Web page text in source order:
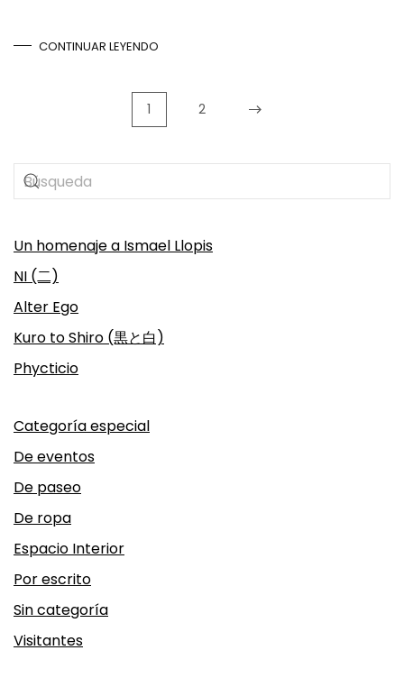
CONTINUAR LEYENDO
1 2
Un homenaje a Ismael Llopis
NI (二)
Alter Ego
Kuro to Shiro (黒と白)
Phycticio
Categoría especial
De eventos
De paseo
De ropa
Espacio Interior
Por escrito
Sin categoría
Visitantes